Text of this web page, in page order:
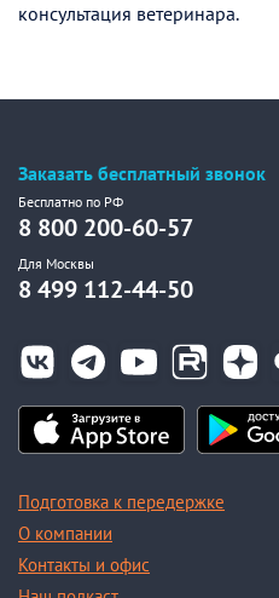
консультация ветеринара.
Заказать бесплатный звонок
Бесплатно по РФ
8 800 200-60-57
Для Москвы
8 499 112-44-50
Подготовка к передержке
О компании
Контакты и офис